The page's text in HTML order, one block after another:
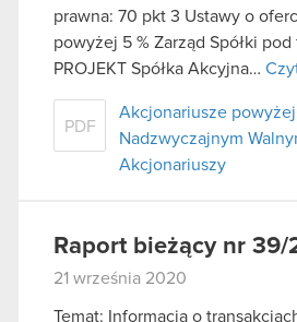
prawna: 70 pkt 3 Ustawy o
powyżej 5 % Zarząd Spółki pod
PROJEKT Spółka Akcyjna…
PDF
Akcjonariusze powyżej
Nadzwyczajnym
Akcjonariuszy
Raport bieżący nr 39/
21 września 2020
Temat: Informacja o